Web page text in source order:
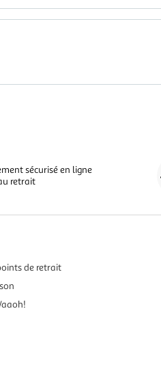
sécurisé en ligne
retrait
de retrait